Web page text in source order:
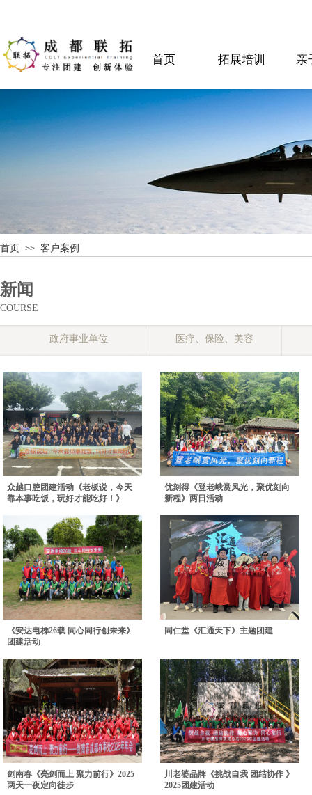
首页 >> 客户案例
新闻
COURSE
政府事业单位 医疗、保险、美容
众越口腔团建活动《老板说，今天
靠本事吃饭，玩好才能吃好！》
优刻得《登老峨赏风光，聚优刻向
新程》两日活动
《安达电梯26载 同心同行创未来》
团建活动
同仁堂《汇通天下》主题团建
剑南春《亮剑而上 聚力前行》2025
两天一夜定向徒步
川老婆品牌《挑战自我 团结协作 》
2025团建活动
首页 拓展培训 亲